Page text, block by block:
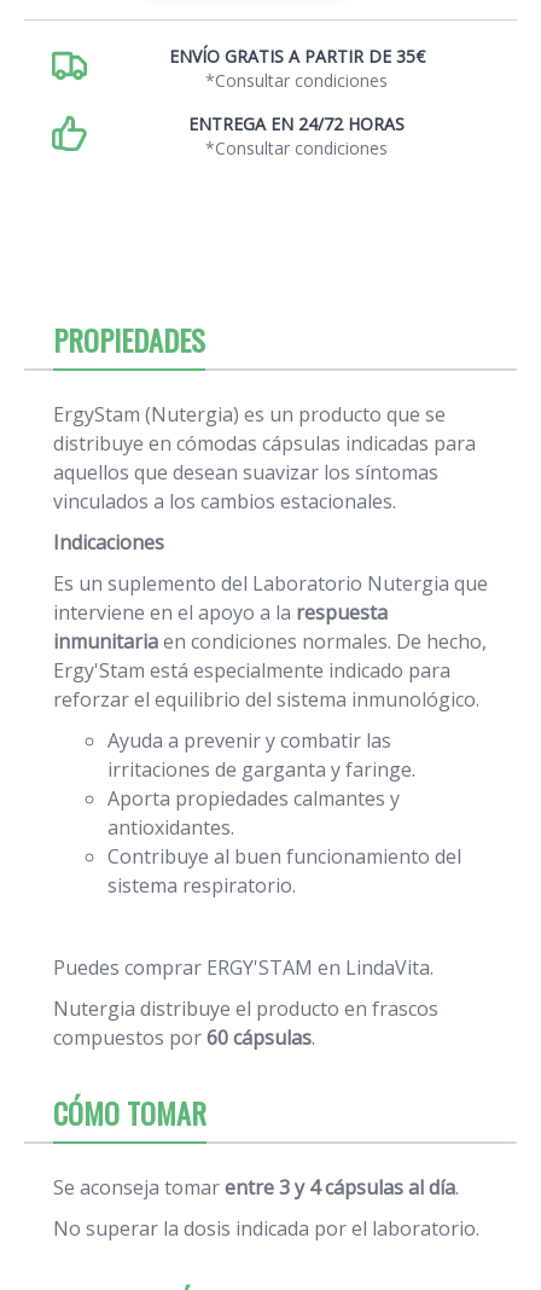
ENVÍO GRATIS A PARTIR DE 35€
*Consultar condiciones
ENTREGA EN 24/72 HORAS
*Consultar condiciones
PROPIEDADES
ErgyStam (Nutergia) es un producto que se
distribuye en cómodas cápsulas indicadas para
aquellos que desean suavizar los síntomas
vinculados a los cambios estacionales.
Indicaciones
Es un suplemento del Laboratorio Nutergia que
interviene en el apoyo a la respuesta
inmunitariaen condiciones normales. De hecho,
Ergy'Stam está especialmente indicado para
reforzar el equilibrio del sistema inmunológico.
Ayuda a prevenir y combatir las
irritaciones de garganta y faringe.
Aporta propiedades calmantes y
antioxidantes.
Contribuye al buen funcionamiento del
sistema respiratorio.
Puedes comprar ERGY'STAM en LindaVita.
Nutergia distribuye el producto en frascos
compuestos por60 cápsulas.
CÓMO TOMAR
Se aconseja tomarentre 3 y 4 cápsulas al día.
No superar la dosis indicada por el laboratorio.